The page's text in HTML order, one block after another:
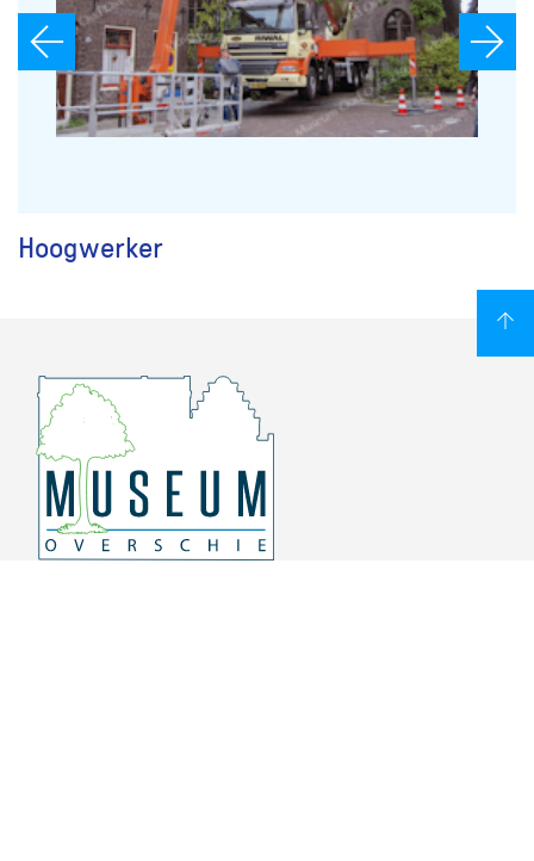
Hoogwerker